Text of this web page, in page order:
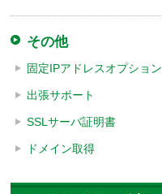
その他
固定IPアドレスオプション
出張サポート
SSLサーバ証明書
ドメイン取得